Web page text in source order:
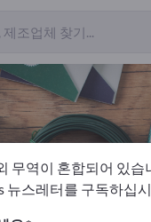
무역이 혼합되어 있
뉴스레터를 구독하십